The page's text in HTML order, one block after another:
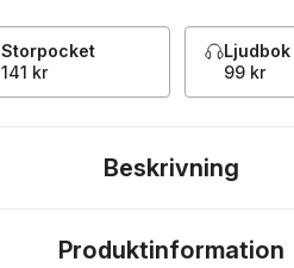
Storpocket
141 kr
Ljudbok
99 kr
Beskrivning
Produktinformation